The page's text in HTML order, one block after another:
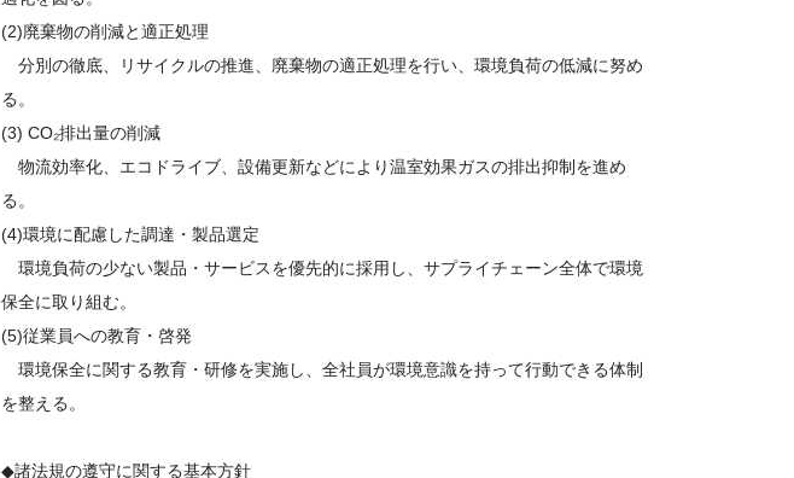
(2)廃棄物の削減と適正処理
分別の徹底、リサイクルの推進、廃棄物の適正処理を行い、環境負荷の低減に努め
る。
(3) CO₂排出量の削減
物流効率化、エコドライブ、設備更新などにより温室効果ガスの排出抑制を進め
る。
(4)環境に配慮した調達・製品選定
環境負荷の少ない製品・サービスを優先的に採用し、サプライチェーン全体で環境
保全に取り組む。
(5)従業員への教育・啓発
環境保全に関する教育・研修を実施し、全社員が環境意識を持って行動できる体制
を整える。
◆諸法規の遵守に関する基本方針